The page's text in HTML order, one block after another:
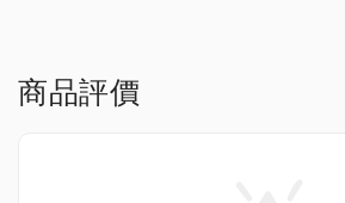
商品評價